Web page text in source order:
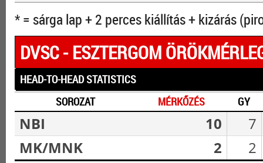
* = sárga lap + 2 perces kiállítás + kizárás
DVSC - ESZTERGOM
HEAD-TO-HEAD STATISTICS
SOROZAT
MÉRKŐZÉS GY
NBI 10
7
MK/MNK
2 2